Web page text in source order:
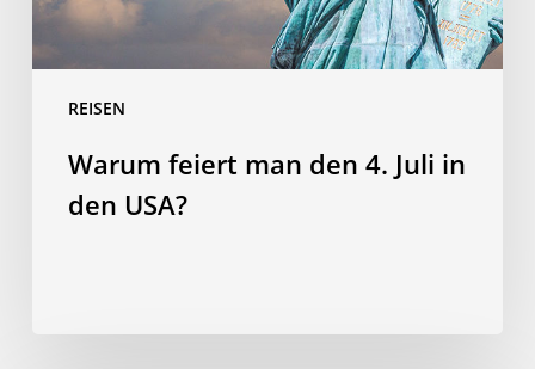
REISEN
USA?
Warum feiert man den 4. Juli in
den USA?